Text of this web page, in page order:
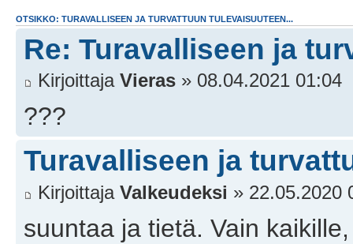
OTSIKKO: TURAVALLISEEN JA TURVATTUUN TULEVAISUUTEEN...
Re: Turavalliseen ja
Kirjoittaja Vieras » 08.04.2021 01:04
???
Turavalliseen ja
Kirjoittaja Valkeudeksi » 22.05.2020
suuntaa ja tietä. Vain